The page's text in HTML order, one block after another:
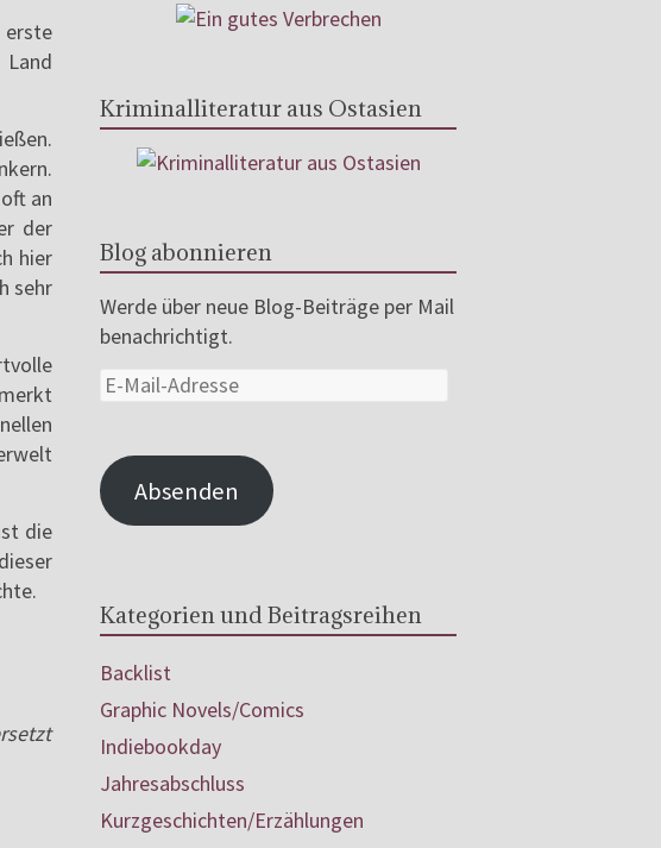
an
der
hier
sehr
die
Kriminalliteratur aus Ostasien
Blog abonnieren
Werde über neue Blog-Beiträge per Mail
benachrichtigt.
Absenden
Kategorien und Beitragsreihen
Backlist
Graphic Novels/Comics
Indiebookday
Jahresabschluss
Kurzgeschichten/Erzählungen